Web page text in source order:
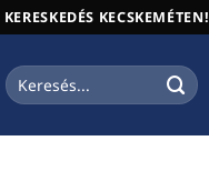
KECSKEMÉTEN!
Keresés
a